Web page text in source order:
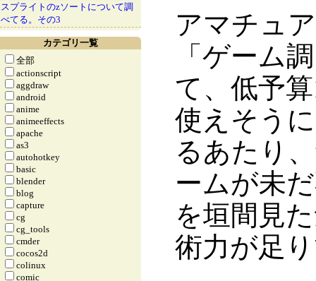
アマチュ
「ゲーム
て、低予
使えそう
るあたり
ームが未
を垣間見
術力が足
スプライトのzソートについて調
べてる。その3
カテゴリ一覧
全部
actionscript
aggdraw
android
anime
animeeffects
apache
as3
autohotkey
basic
blender
blog
capture
cg
cg_tools
cmder
cocos2d
colinux
comic